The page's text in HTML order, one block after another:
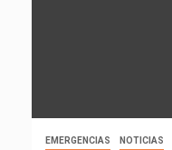
EMERGENCIAS NOTICIAS